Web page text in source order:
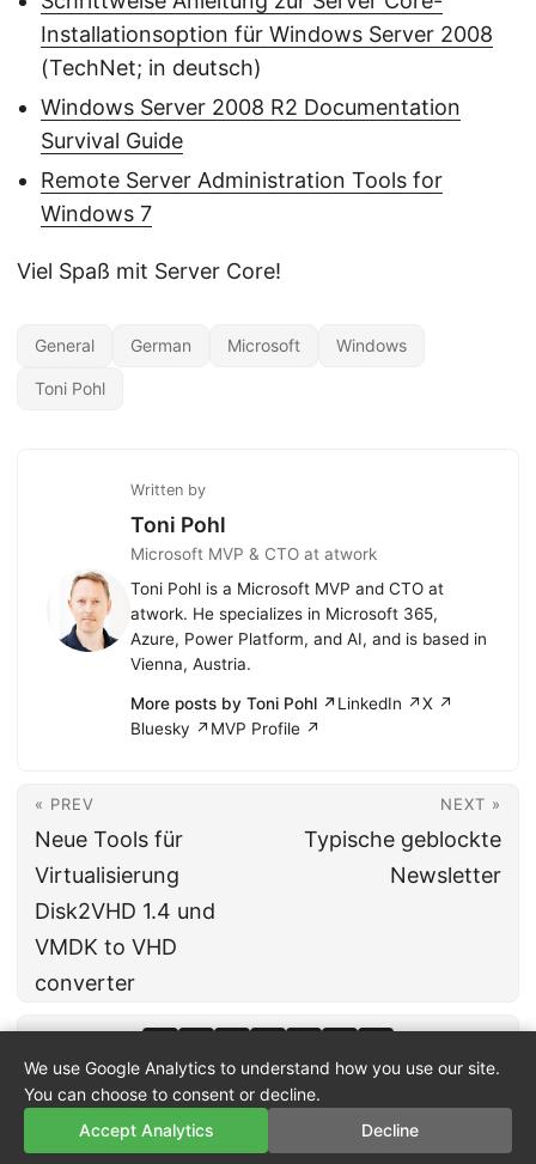
Installationsoption für Windows Server 2008
(TechNet; in deutsch)
Windows Server 2008 R2 Documentation
Survival Guide
Remote Server Administration Tools for
Windows 7
Viel Spaß mit Server Core!
General German Microsoft Windows
Toni Pohl
Written by
Toni Pohl
Microsoft MVP & CTO at atwork
Toni Pohl is a Microsoft MVP and CTO at
atwork. He specializes in Microsoft 365,
Azure, Power Platform, and AI, and is based in
Vienna, Austria.
More posts by Toni Pohl ↗LinkedIn ↗X ↗
Bluesky ↗ MVP Profile ↗
« PREV
Neue Tools für
Virtualisierung
Disk2VHD 1.4 und
VMDK to VHD
converter
NEXT »
Typische geblockte
Newsletter
We use Google Analytics to understand how you use our site.
You can choose to consent or decline.
Accept Analytics
Decline